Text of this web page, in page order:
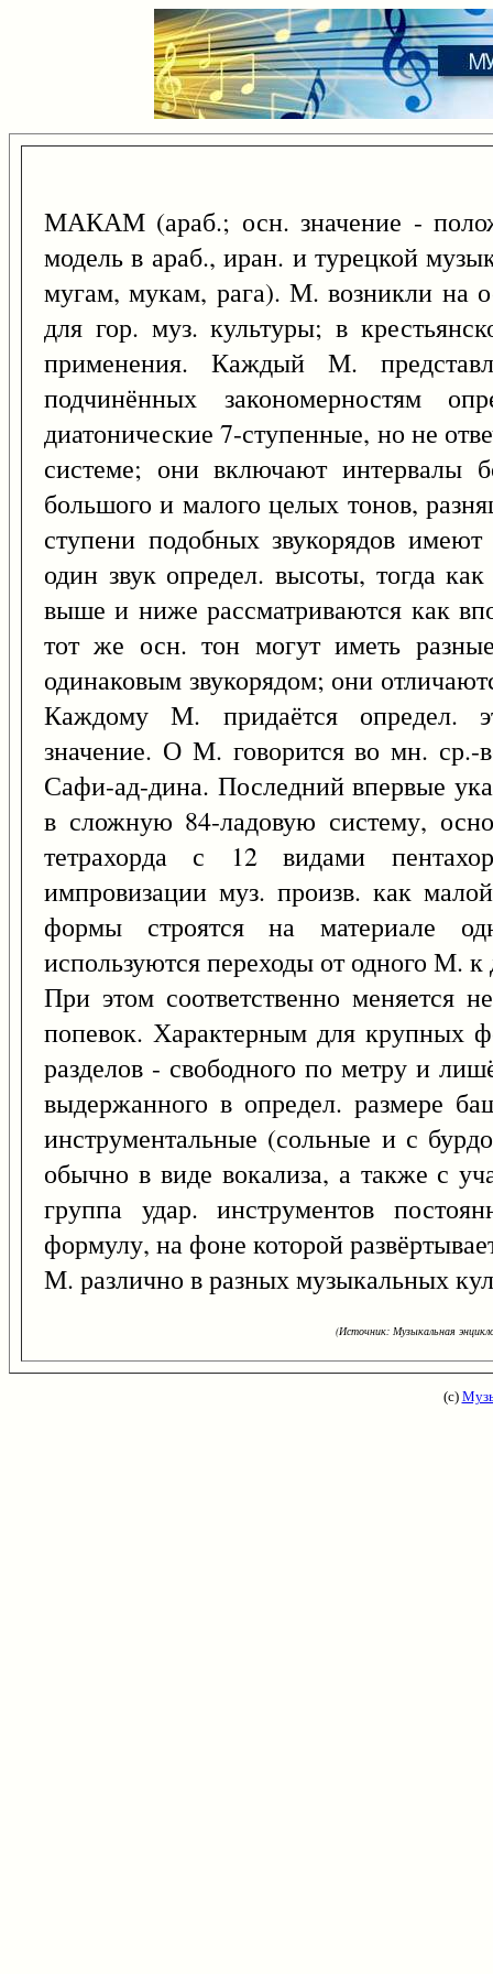
МАКАМ (араб.; осн. значение -
модель в араб., иран. и турецкой
мугам, мукам, рага). М. возникли на
для гор. муз. культуры; в
применения. Каждый М.
подчинённых закономерностям
диатонические 7-ступенные, но не
системе; они включают интервалы
большого и малого целых тонов,
ступени подобных звукорядов
один звук определ. высоты, тогда
выше и ниже рассматриваются как
тот же осн. тон могут иметь
одинаковым звукорядом; они
Каждому М. придаётся определ.
значение. О М. говорится во мн.
Сафи-ад-дина. Последний впервые
в сложную 84-ладовую систему,
тетрахорда с 12 видами
импровизации муз. произв. как
формы строятся на материале
используются переходы от одного М.
При этом соответственно меняется
попевок. Характерным для крупных
разделов - свободного по метру и
выдержанного в определ. размере
инструментальные (сольные и с
обычно в виде вокализа, а также с
группа удар. инструментов
формулу, на фоне которой
М. различно в разных музыкальных
(Источник: Музыкальная
(с)